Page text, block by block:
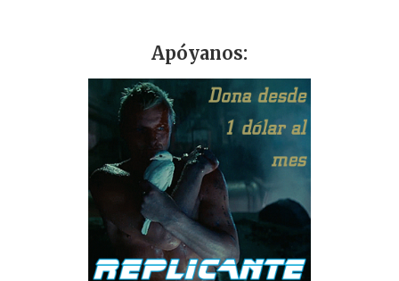
Apóyanos: